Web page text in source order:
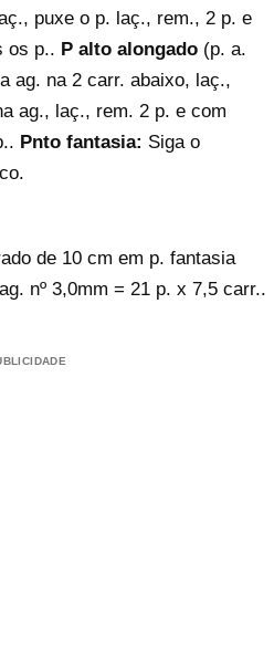
puxe o p. laç., rem., 2 p. e
os p.. P alto alongado (p. a.
ag. na 2 carr. abaixo, laç.,
ag., laç., rem. 2 p. e com
Pnto fantasia: Siga o
de 10 cm em p. fantasia
nº 3,0mm = 21 p. x 7,5 carr..